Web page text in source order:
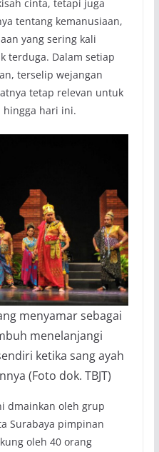
cinta, tetapi juga
tentang kemanusiaan,
yang sering kali
terduga. Dalam setiap
terselip wejangan
tetap relevan untuk
hari ini.
menyamar sebagai
menelanjangi
ketika sang ayah
(Foto dok. TBJT)
dmainkan oleh grup
Surabaya pimpinan
oleh 40 orang